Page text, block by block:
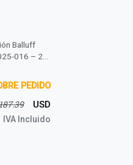
Balluff
016 – 24
PEDIDO
USD
IVA Incluido